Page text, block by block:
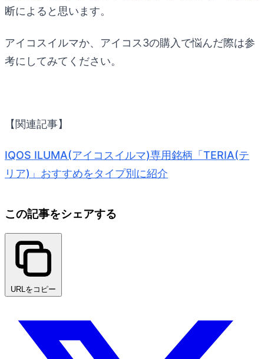
断によると思います。
アイコスイルマか、アイコス3の購入で悩んだ際は参
考にしてみてください。
【関連記事】
IQOS ILUMA(アイコスイルマ)専用銘柄「TERIA(テ
リア)」おすすめをタイプ別に紹介
この記事をシェアする
URLをコピー